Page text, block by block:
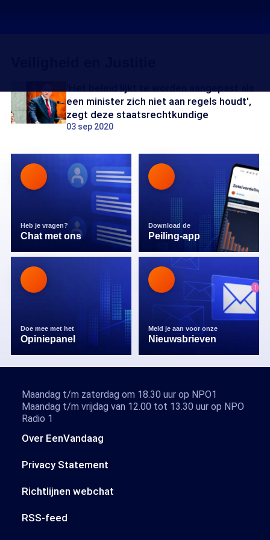
een minister zich niet aan regels houdt',
zegt deze staatsrechtkundige
03 sep 2020
Heb je vragen?
Chat met ons
Download de
Peiling-app
Doe mee met het
Opiniepanel
Meld je aan voor onze
Nieuwsbrieven
Over EenVandaag
Privacy Statement
Richtlijnen webchat
RSS-feed
Maandag t/m zaterdag om 18.30 uur op NPO1
Maandag t/m vrijdag van 12.00 tot 13.30 uur op NPO
Radio 1